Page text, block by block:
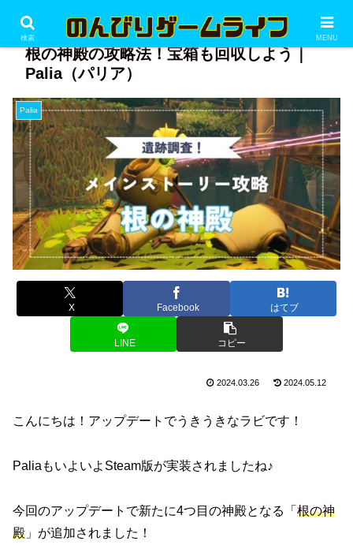
PR
根の神殿の攻略法！宝箱も回収しよう｜
Palia（パリア）
Palia
X Facebook はてブ
LINE コピー
2024.03.26 2024.05.12
こんにちは！アップデートでうきうきなラビです！
PaliaもいよいよSteam版が実装されましたね♪
今回のアップデートで新たに4つ目の神殿となる「 根の神
殿 」が追加されました！
検索 MENU